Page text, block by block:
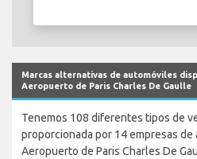
Marcas alternativas de automóviles
Aeropuerto de Paris Charles De Gaulle
Tenemos 108 diferentes tipos de
proporcionada por 14 empresas
Aeropuerto de Paris Charles De